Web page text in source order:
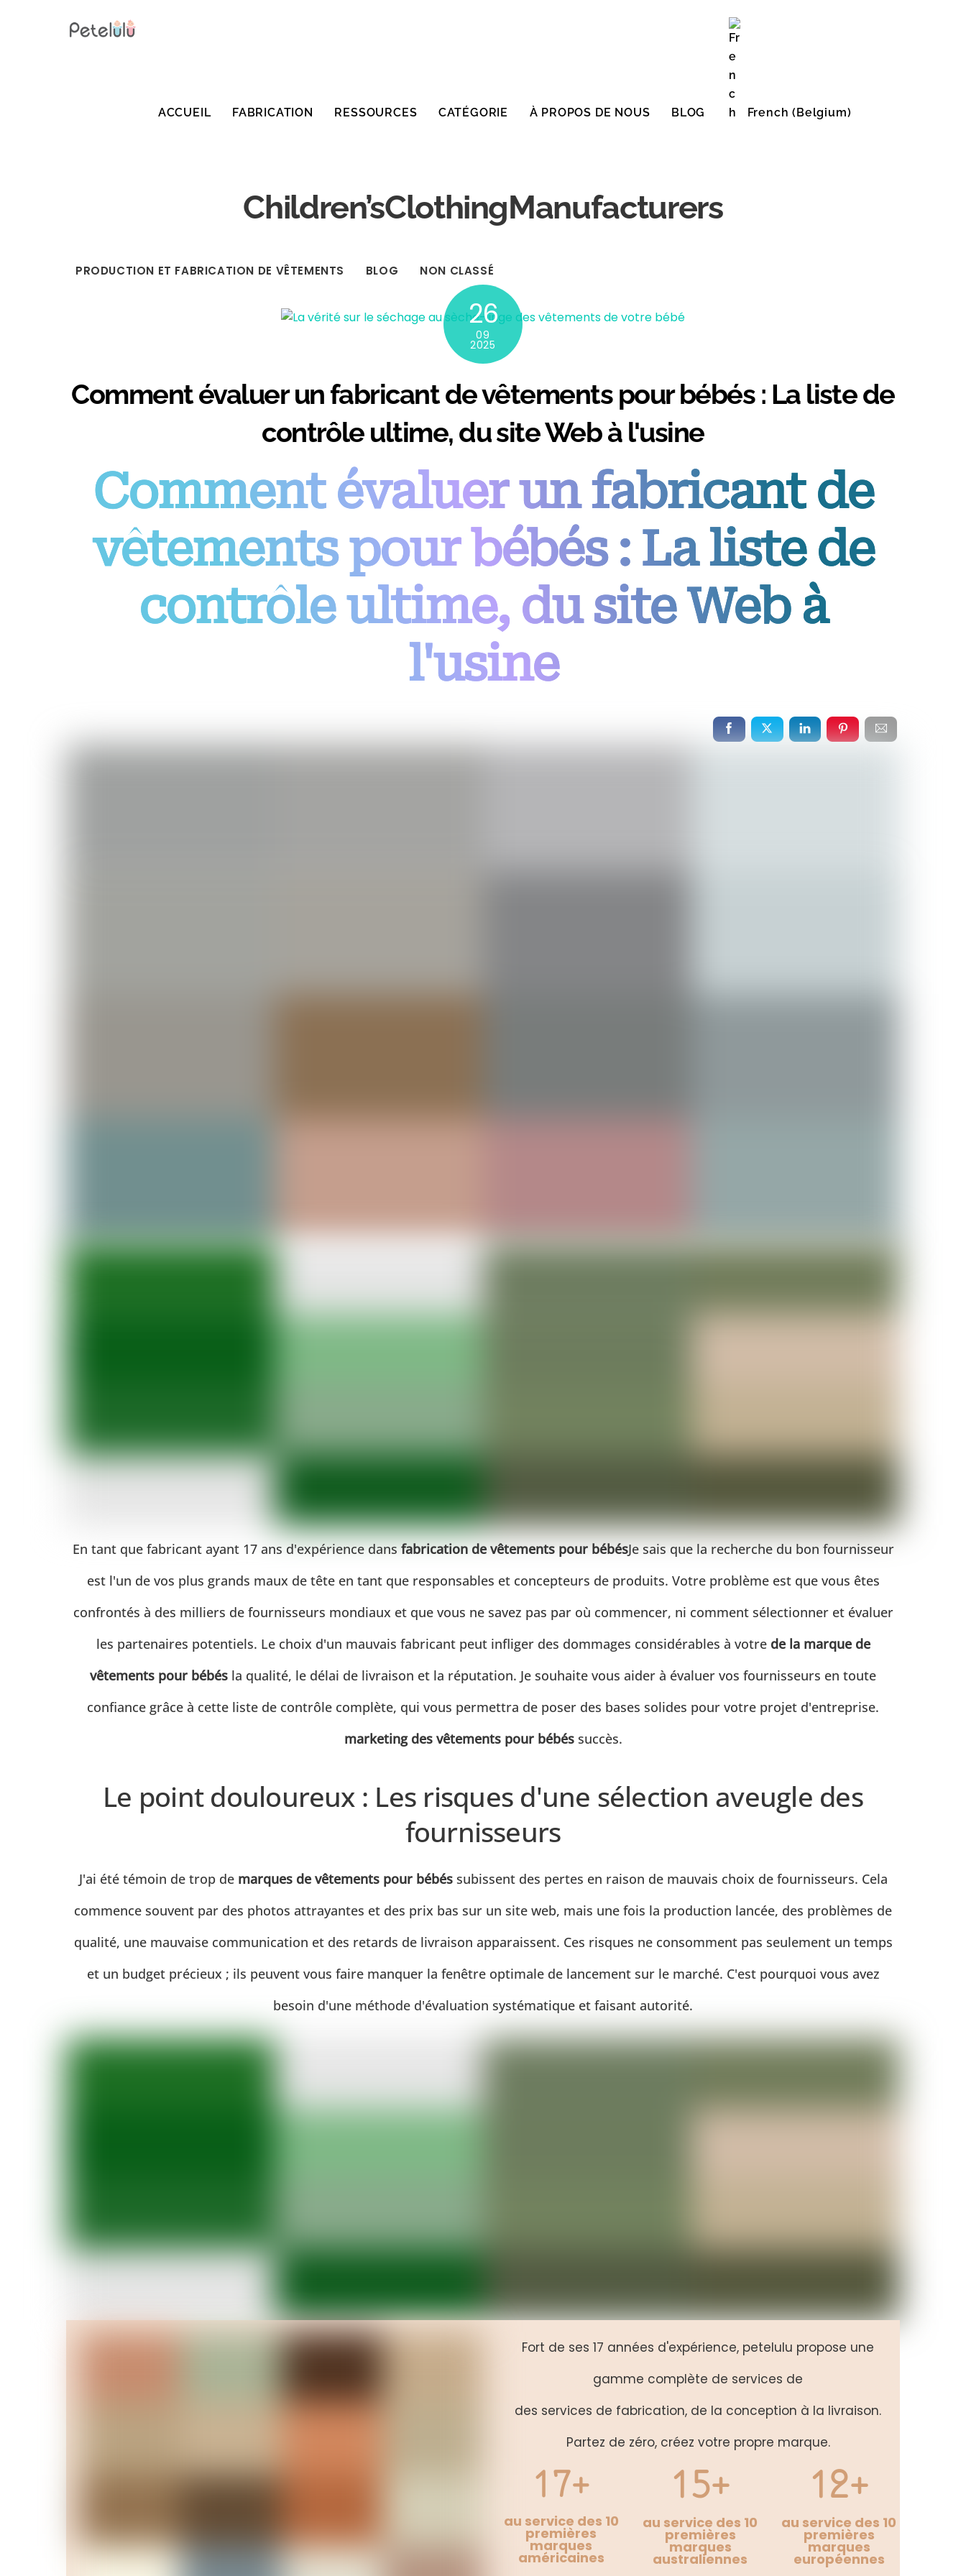
ACCUEIL FABRICATION RESSOURCES CATÉGORIE À PROPOS DE NOUS BLOG French (Belgium)
Children’sClothingManufacturers
PRODUCTION ET FABRICATION DE VÊTEMENTS BLOG NON CLASSÉ
26
09
2025
Comment évaluer un fabricant de vêtements pour bébés : La liste de
contrôle ultime, du site Web à l'usine
Comment évaluer un fabricant de
vêtements pour bébés : La liste de
contrôle ultime, du site Web à
l'usine
En tant que fabricant ayant 17 ans d'expérience dansfabrication de vêtements pour bébésJe sais que la recherche du bon fournisseur
est l'un de vos plus grands maux de tête en tant que responsables et concepteurs de produits. Votre problème est que vous êtes
confrontés à des milliers de fournisseurs mondiaux et que vous ne savez pas par où commencer, ni comment sélectionner et évaluer
les partenaires potentiels. Le choix d'un mauvais fabricant peut infliger des dommages considérables à votre de la marque de
vêtements pour bébés la qualité, le délai de livraison et la réputation. Je souhaite vous aider à évaluer vos fournisseurs en toute
confiance grâce à cette liste de contrôle complète, qui vous permettra de poser des bases solides pour votre projet d'entreprise.
marketing des vêtements pour bébéssuccès.
Le point douloureux : Les risques d'une sélection aveugle des
fournisseurs
J'ai été témoin de trop de marques de vêtements pour bébéssubissent des pertes en raison de mauvais choix de fournisseurs. Cela
commence souvent par des photos attrayantes et des prix bas sur un site web, mais une fois la production lancée, des problèmes de
qualité, une mauvaise communication et des retards de livraison apparaissent. Ces risques ne consomment pas seulement un temps
et un budget précieux ; ils peuvent vous faire manquer la fenêtre optimale de lancement sur le marché. C'est pourquoi vous avez
besoin d'une méthode d'évaluation systématique et faisant autorité.
Fort de ses 17 années d'expérience, petelulu propose une
gamme complète de services de
des services de fabrication, de la conception à la livraison.
Partez de zéro, créez votre propre marque.
17+
au service des 10
premières
marques
américaines
15+
au service des 10
premières
marques
australiennes
12+
au service des 10
premières
marques
européennes